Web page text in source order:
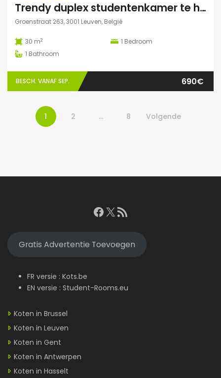
Trendy duplex studentenkamer te huur met grote zonnige tuin, grote polyvalente ruimte (chillen, spelletjes…) en fietsenberging
Groenstraat 263, 3001 Leuven, België
30 m2 1 Bedroom
1 Bathroom
BESCH. VANAF SEP. 690€
1 2 … 8 Volgende
Facebook
X RSS feed
Gratis Advertentie Toevoegen
FR versie : Kots.be
EN versie : Student-Rooms.eu
Koten in Brussel
Koten in Leuven
Koten in Gent
Koten in Antwerpen
Koten in Hasselt